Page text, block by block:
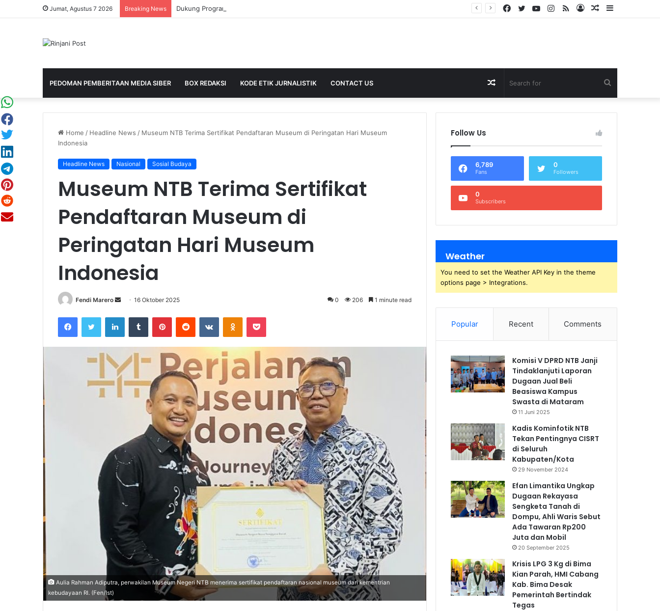
Jumat, Agustus 7 2026 Breaking News
Random
Log
RSS
Instagram
YouTube
Twitter
Facebook
PEDOMAN PEMBERITAAN MEDIA SIBER BOX REDAKSI KODE ETIK JURNALISTIK CONTACT US
for
Random
Article
Home / Headline News / Museum NTB Terima Sertifikat Pendaftaran Museum di Peringatan Hari Museum
Indonesia
Headline News Nasional Sosial Budaya
Museum NTB Terima Sertifikat
Pendaftaran Museum di
Peringatan Hari Museum
Indonesia
Fendi Marero
Send16 Oktober 2025 0 206 1 minute read
FacebookTwitter LinkedIn Tumblr PinterestReddit VKontakteOdnoklassniki
Aulia Rahman Adiputra, perwakilan Museum Negeri NTB menerima sertifikat pendaftaran nasional museum dari kementrian
kebudayaan RI. (Fen/Ist)
Follow Us
6,789
Fans
0
Followers
0
Subscribers
Weather
You need to set the Weather API Key in the theme
options page > Integrations.
Popular Recent Comments
Komisi V DPRD NTB Janji
Tindaklanjuti Laporan
Dugaan Jual Beli
Beasiswa Kampus
Swasta di Mataram
11 Juni 2025
Kadis Kominfotik NTB
Tekan Pentingnya CISRT
di Seluruh
Kabupaten/Kota
29 November 2024
Efan Limantika Ungkap
Dugaan Rekayasa
Sengketa Tanah di
Dompu, Ahli Waris Sebut
Ada Tawaran Rp200
Juta dan Mobil
20 September 2025
Krisis LPG 3 Kg di Bima
Kian Parah, HMI Cabang
Kab. Bima Desak
Pemerintah Bertindak
Tegas